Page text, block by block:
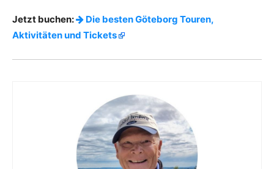
Jetzt buchen:
Die besten Göteborg Touren,
Aktivitäten und Tickets